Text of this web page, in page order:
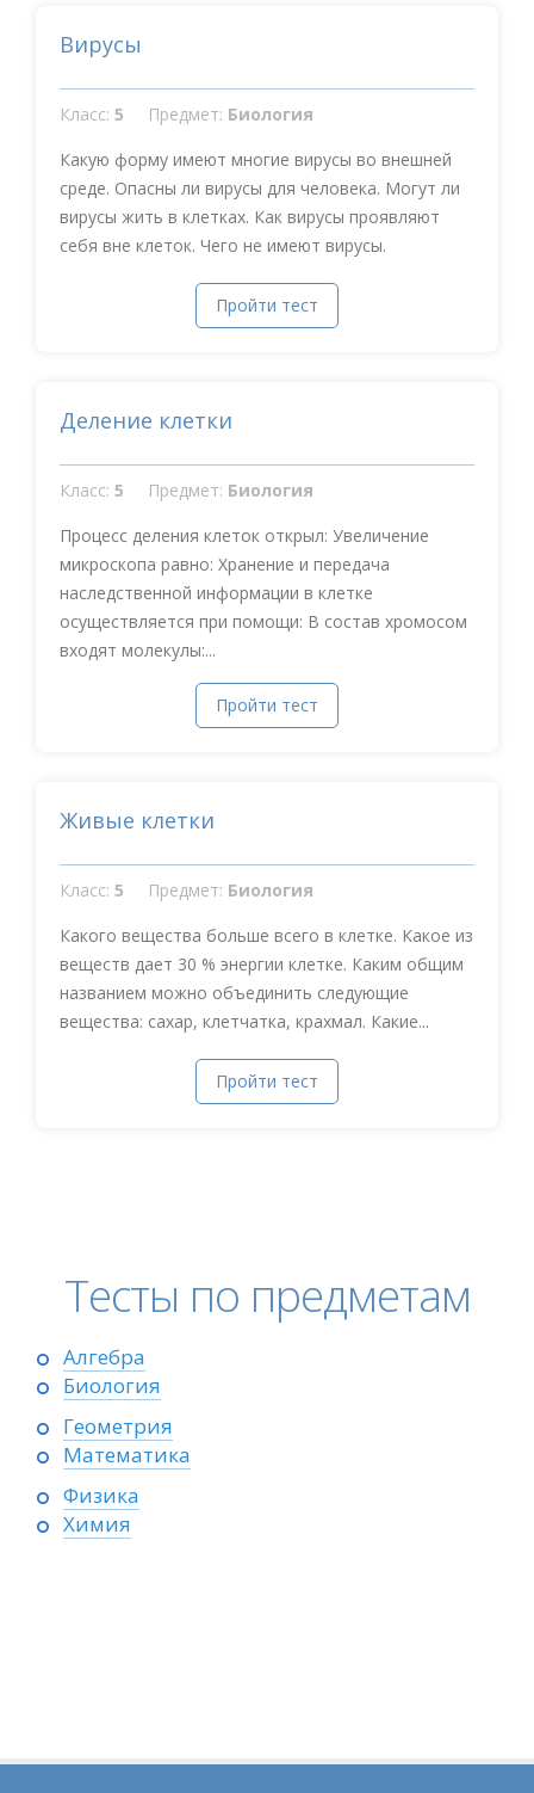
Вирусы
Класс: 5 Предмет: Биология
Какую форму имеют многие вирусы во внешней
среде. Опасны ли вирусы для человека. Могут ли
вирусы жить в клетках. Как вирусы проявляют
себя вне клеток. Чего не имеют вирусы.
Пройти тест
Деление клетки
Класс: 5 Предмет: Биология
Процесс деления клеток открыл: Увеличение
микроскопа равно: Хранение и передача
наследственной информации в клетке
осуществляется при помощи: В состав хромосом
входят молекулы:...
Пройти тест
Живые клетки
Класс: 5 Предмет: Биология
Какого вещества больше всего в клетке. Какое из
веществ дает 30 % энергии клетке. Каким общим
названием можно объединить следующие
вещества: сахар, клетчатка, крахмал. Какие...
Пройти тест
Тесты по предметам
Алгебра
Биология
Геометрия
Математика
Физика
Химия